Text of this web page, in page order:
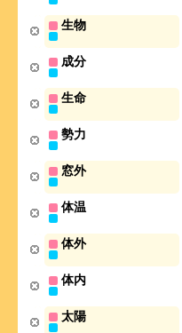
生物
成分
生命
勢力
窓外
体温
体外
体内
太陽